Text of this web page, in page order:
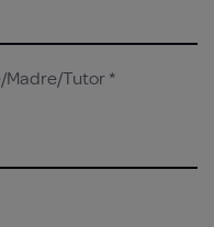
Madre/Tutor *